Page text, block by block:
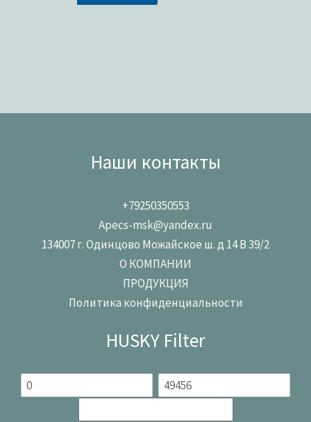
Наши контакты
+79250350553
Apecs-msk@yandex.ru
134007 г. Одинцово Можайское ш. д 14 В 39/2
О КОМПАНИИ
ПРОДУКЦИЯ
Политика конфиденциальности
HUSKY Filter